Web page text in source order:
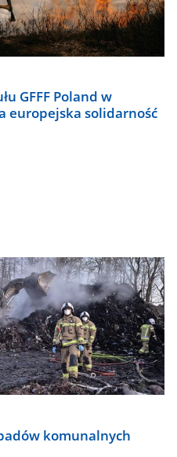
GFFF Poland w
europejska solidarność
komunalnych